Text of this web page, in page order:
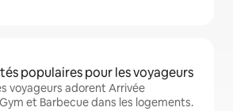
populaires pour les voyageurs
voyageurs adorent Arrivée
et Barbecue dans les logements.